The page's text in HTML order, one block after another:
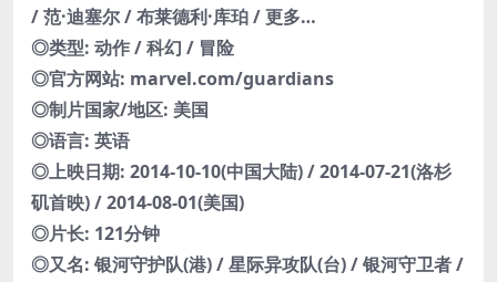
/ 范·迪塞尔 / 布莱德利·库珀 / 更多…
◎类型: 动作 / 科幻 / 冒险
◎官方网站: marvel.com/guardians
◎制片国家/地区: 美国
◎语言: 英语
◎上映日期: 2014-10-10(中国大陆) / 2014-07-21(洛杉
矶首映) / 2014-08-01(美国)
◎片长: 121分钟
◎又名: 银河守护队(港) / 星际异攻队(台) / 银河守卫者 /